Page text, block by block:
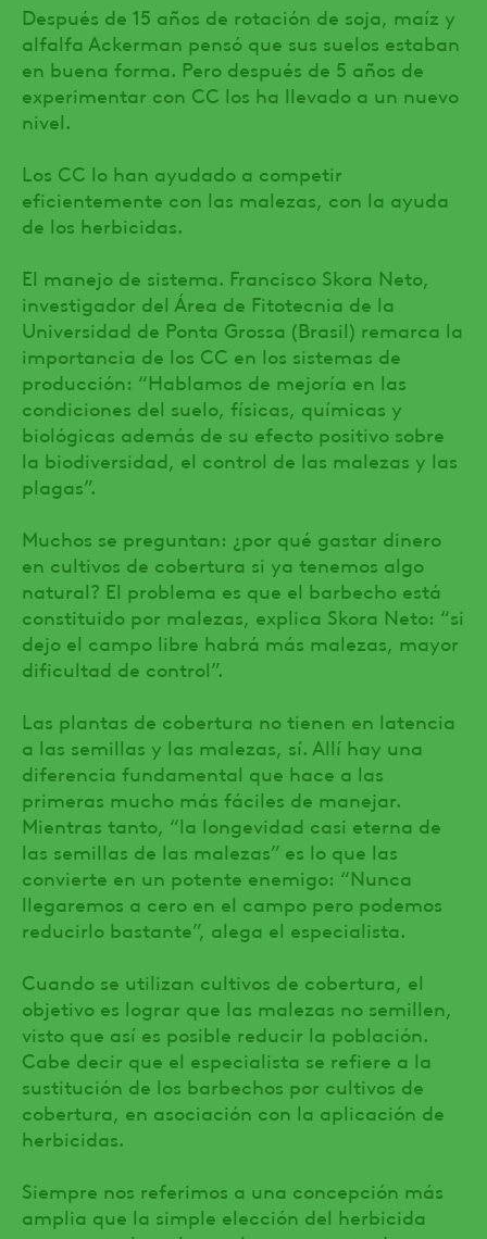
Después de 15 años de rotación de soja, maíz y
alfalfa Ackerman pensó que sus suelos estaban
en buena forma. Pero después de 5 años de
experimentar con CC los ha llevado a un nuevo
nivel.
Los CC lo han ayudado a competir
eficientemente con las malezas, con la ayuda
de los herbicidas.
El manejo de sistema. Francisco Skora Neto,
investigador del Área de Fitotecnia de la
Universidad de Ponta Grossa (Brasil) remarca la
importancia de los CC en los sistemas de
producción: “Hablamos de mejoría en las
condiciones del suelo, físicas, químicas y
biológicas además de su efecto positivo sobre
la biodiversidad, el control de las malezas y las
plagas”.
Muchos se preguntan: ¿por qué gastar dinero
en cultivos de cobertura si ya tenemos algo
natural? El problema es que el barbecho está
constituido por malezas, explica Skora Neto: “si
dejo el campo libre habrá más malezas, mayor
dificultad de control”.
Las plantas de cobertura no tienen en latencia
a las semillas y las malezas, sí. Allí hay una
diferencia fundamental que hace a las
primeras mucho más fáciles de manejar.
Mientras tanto, “la longevidad casi eterna de
las semillas de las malezas” es lo que las
convierte en un potente enemigo: “Nunca
llegaremos a cero en el campo pero podemos
reducirlo bastante”, alega el especialista.
Cuando se utilizan cultivos de cobertura, el
objetivo es lograr que las malezas no semillen,
visto que así es posible reducir la población.
Cabe decir que el especialista se refiere a la
sustitución de los barbechos por cultivos de
cobertura, en asociación con la aplicación de
herbicidas.
Siempre nos referimos a una concepción más
amplia que la simple elección del herbicida